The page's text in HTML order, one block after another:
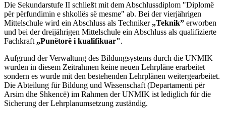
Die Sekundarstufe II schließt mit dem Abschlussdiplom "Diplomë
për përfundimin e shkollës së mesme" ab. Bei der vierjährigen
Mittelschule wird ein Abschluss als Techniker „Teknik” erworben
und bei der dreijährigen Mittelschule ein Abschluss als qualifizierte
Fachkraft „Punëtorë i kualifikuar".
Aufgrund der Verwaltung des Bildungsystems durch die UNMIK
wurden in diesem Zeitrahmen keine neuen Lehrpläne erarbeitet
sondern es wurde mit den bestehenden Lehrplänen weitergearbeitet.
Die Abteilung für Bildung und Wissenschaft (Departamenti për
Arsim dhe Shkencë) im Rahmen der UNMIK ist lediglich für die
Sicherung der Lehrplanumsetzung zuständig.